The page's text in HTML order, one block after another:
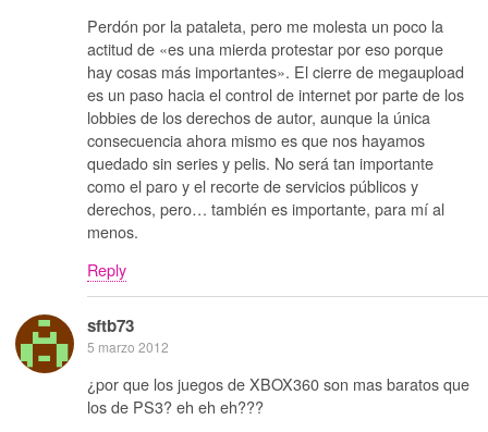
Perdón por la pataleta, pero me molesta un poco la
actitud de «es una mierda protestar por eso porque
hay cosas más importantes». El cierre de megaupload
es un paso hacia el control de internet por parte de los
lobbies de los derechos de autor, aunque la única
consecuencia ahora mismo es que nos hayamos
quedado sin series y pelis. No será tan importante
como el paro y el recorte de servicios públicos y
derechos, pero… también es importante, para mí al
menos.
Reply
sftb73
5 marzo 2012
¿por que los juegos de XBOX360 son mas baratos que
los de PS3? eh eh eh???